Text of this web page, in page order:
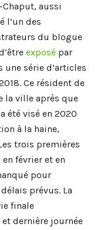
aussi
l’un des
du blogue
exposé par
une série d’articles
Ce résident de
la ville après que
été visé en 2020
à la haine,
trois premières
février et en
pour
prévus. La
finale
dernière journée